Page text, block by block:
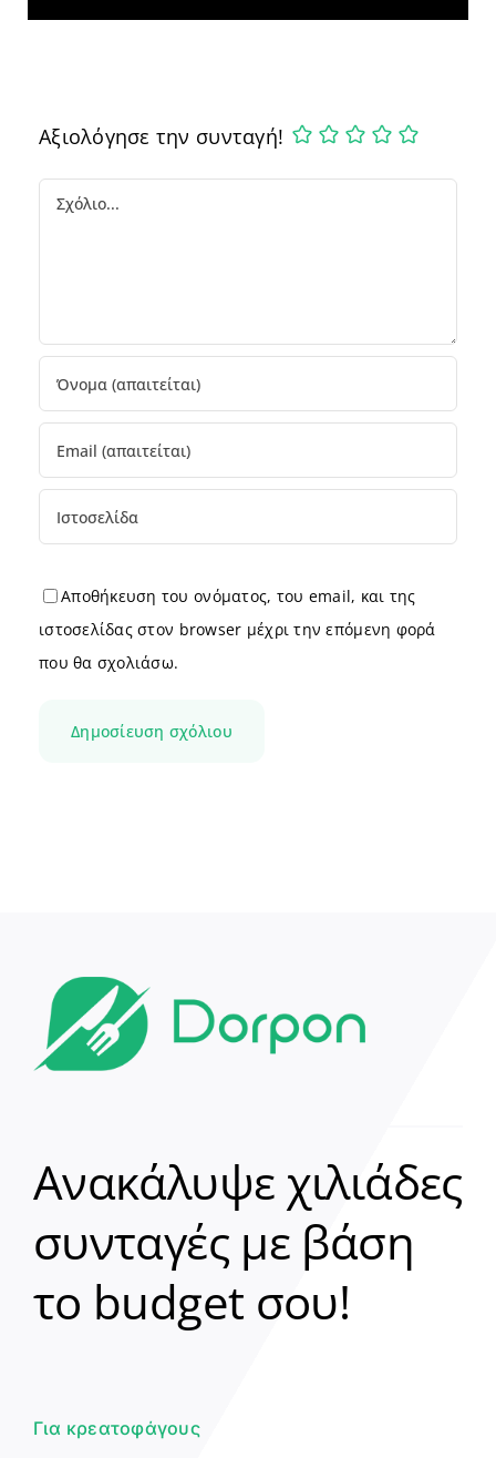
Αξιολόγησε την συνταγή!
Comment
Αποθήκευση του ονόματος, του email, και της
ιστοσελίδας στον browser μέχρι την επόμενη φορά
που θα σχολιάσω.
Ανακάλυψε χιλιάδες
συνταγές με βάση
το budget σου!
Για κρεατοφάγους